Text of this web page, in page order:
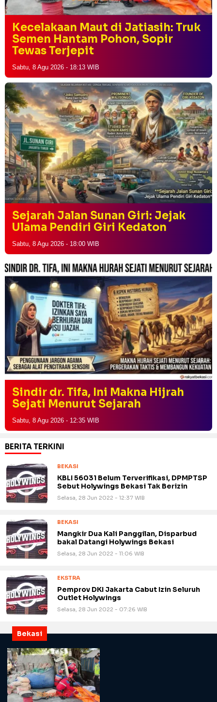
Kecelakaan Maut di Jatiasih: Truk
Semen Hantam Pohon, Sopir
Tewas Terjepit
Sabtu, 8 Agu 2026 - 18:13 WIB
Sejarah Jalan Sunan Giri: Jejak
Ulama Pendiri Giri Kedaton
Sabtu, 8 Agu 2026 - 18:00 WIB
Sindir dr. Tifa, Ini Makna Hijrah
Sejati Menurut Sejarah
Sabtu, 8 Agu 2026 - 12:35 WIB
BERITA TERKINI
BEKASI
KBLI 56031 Belum Terverifikasi, DPMPTSP
Sebut Holywings Bekasi Tak Berizin
Selasa, 28 Jun 2022 - 12:37 WIB
BEKASI
Mangkir Dua Kali Panggilan, Disparbud
bakal Datangi Holywings Bekasi
Selasa, 28 Jun 2022 - 11:06 WIB
EKSTRA
Pemprov DKI Jakarta Cabut Izin Seluruh
Outlet Holywings
Selasa, 28 Jun 2022 - 07:26 WIB
Bekasi